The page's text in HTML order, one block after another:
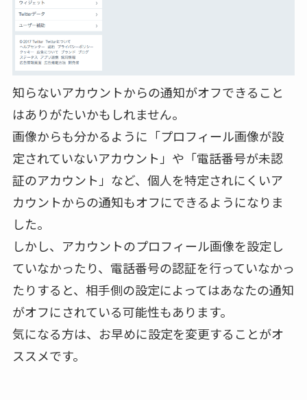
知らないアカウントからの通知がオフできること
はありがたいかもしれません。
画像からも分かるように「プロフィール画像が設
定されていないアカウント」や「電話番号が未認
証のアカウント」など、個人を特定されにくいア
カウントからの通知もオフにできるようになりま
した。
しかし、アカウントのプロフィール画像を設定し
ていなかったり、電話番号の認証を行っていなかっ
たりすると、相手側の設定によってはあなたの通知
がオフにされている可能性もあります。
気になる方は、お早めに設定を変更することがオ
ススメです。